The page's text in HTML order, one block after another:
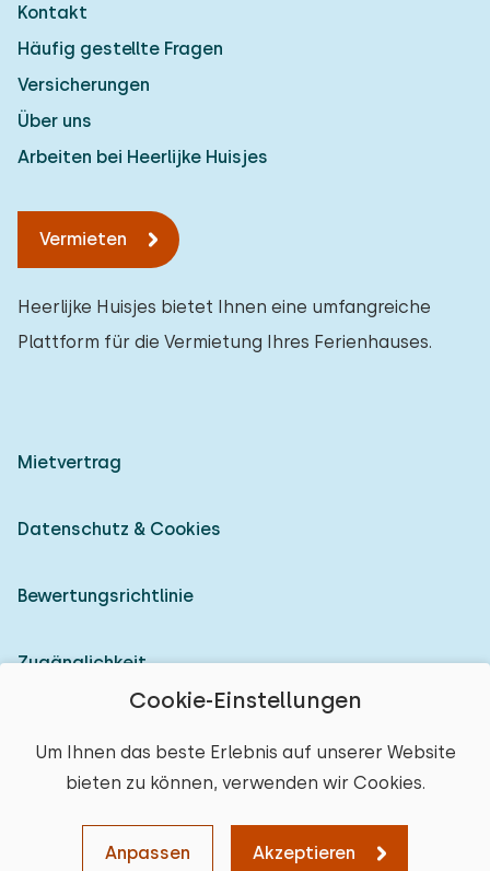
Cookie-Einstellungen
Um Ihnen das beste Erlebnis auf unserer Website
bieten zu können, verwenden wir Cookies.
Anpassen Akzeptieren
Weiter
Karte Sortieren
Kontakt
Häufig gestellte Fragen
Versicherungen
Über uns
Arbeiten bei Heerlijke Huisjes
Vermieten
Heerlijke Huisjes bietet Ihnen eine umfangreiche
Plattform für die Vermietung Ihres Ferienhauses.
Mietvertrag
Datenschutz & Cookies
Bewertungsrichtlinie
Zugänglichkeit
© 2026 Heerlijke Huisjes (eingetragene Marke)